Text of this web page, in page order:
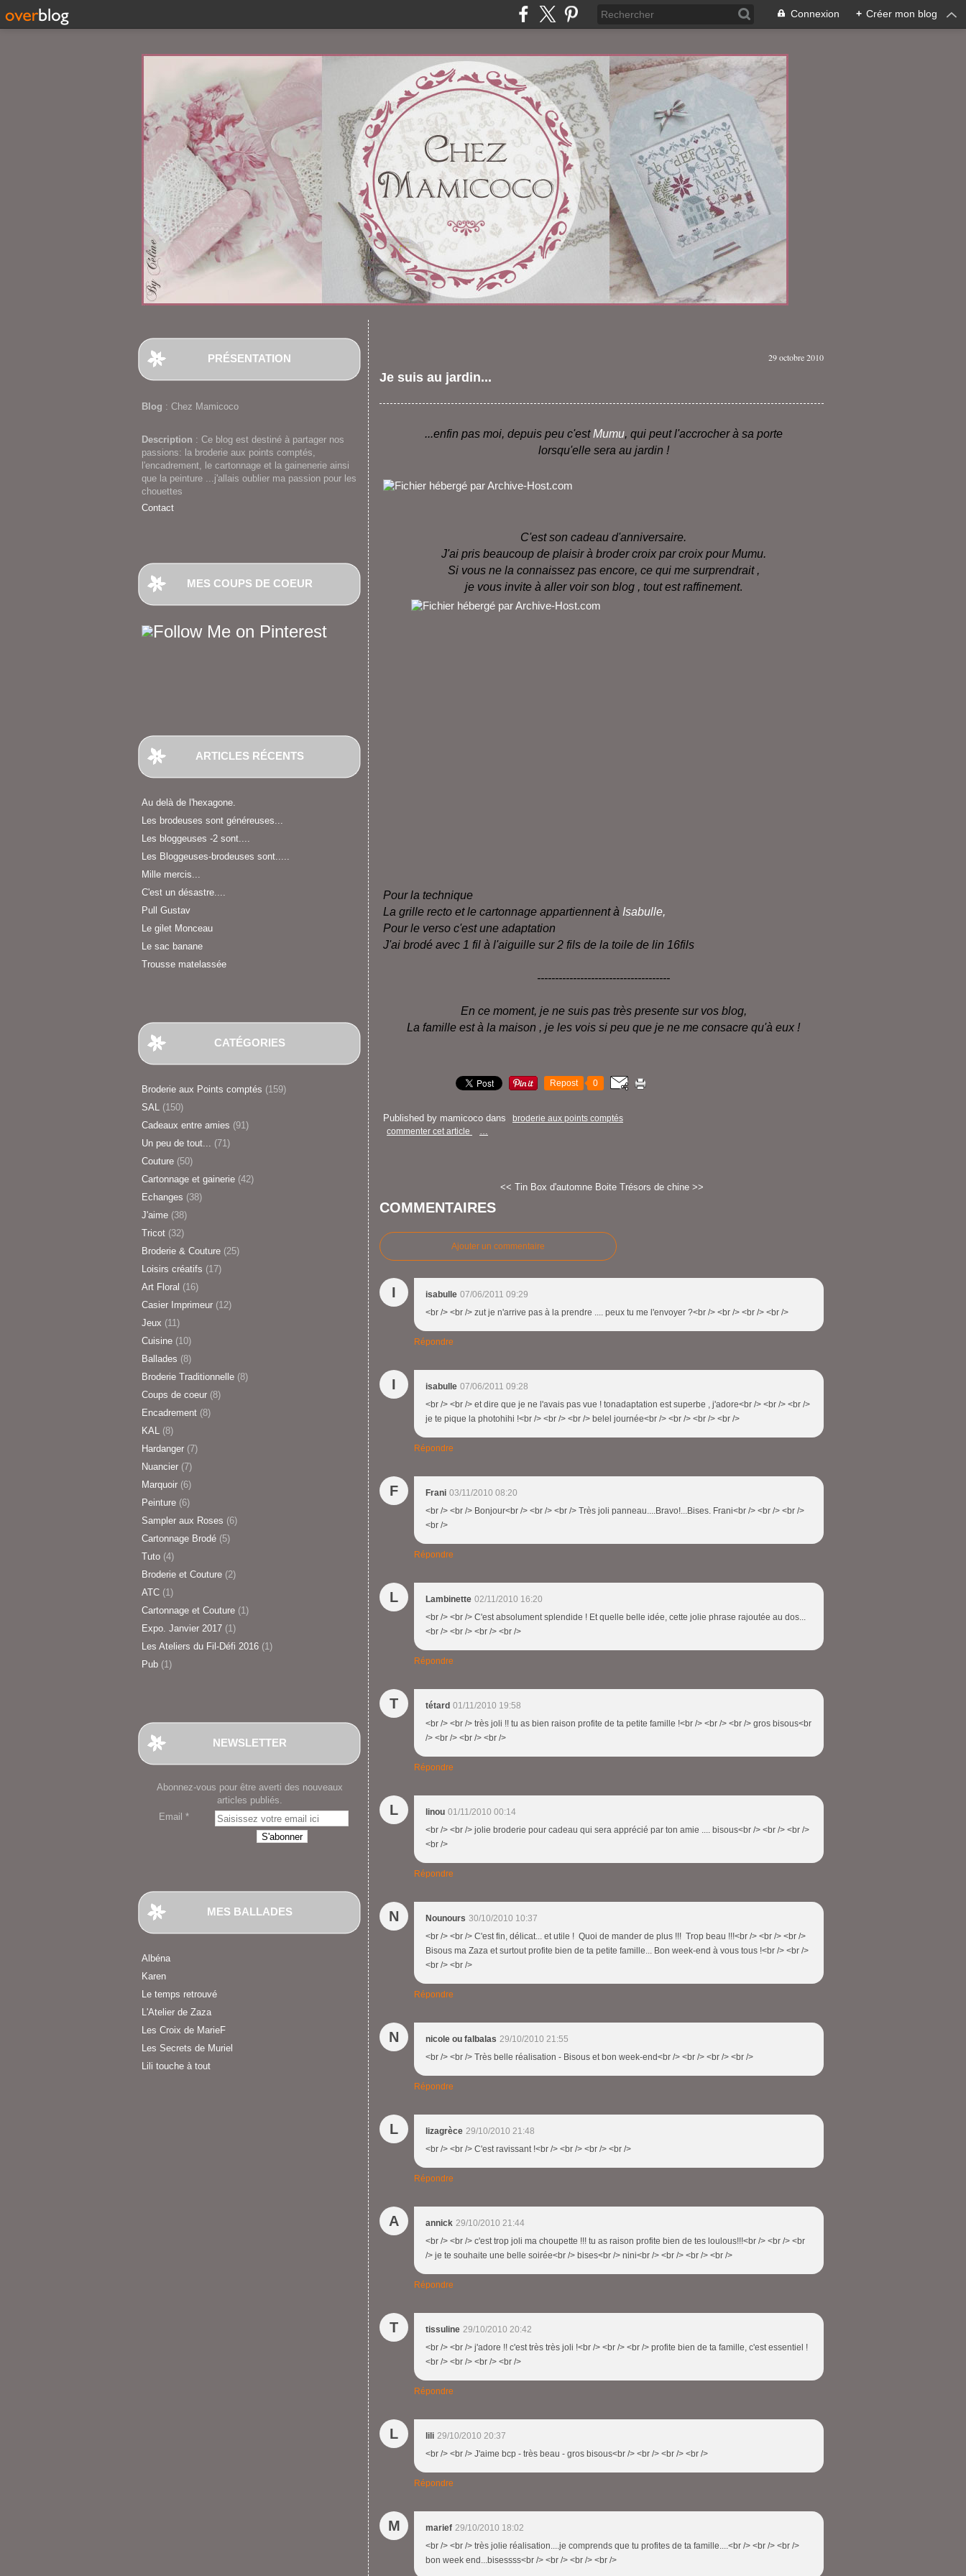
Connexion + Créer mon blog
PRÉSENTATION
Blog : Chez Mamicoco
Description : Ce blog est destiné à partager nos
passions: la broderie aux points comptés,
l'encadrement, le cartonnage et la gainenerie ainsi
que la peinture ...j'allais oublier ma passion pour les
chouettes
Contact
MES COUPS DE COEUR
ARTICLES RÉCENTS
Au delà de l'hexagone.
Les brodeuses sont généreuses...
Les bloggeuses -2 sont....
Les Bloggeuses-brodeuses sont.....
Mille mercis...
C'est un désastre....
Pull Gustav
Le gilet Monceau
Le sac banane
Trousse matelassée
CATÉGORIES
Broderie aux Points comptés (159)
SAL (150)
Cadeaux entre amies (91)
Un peu de tout... (71)
Couture (50)
Cartonnage et gainerie (42)
Echanges (38)
J'aime (38)
Tricot (32)
Broderie & Couture (25)
Loisirs créatifs (17)
Art Floral (16)
Casier Imprimeur (12)
Jeux (11)
Cuisine (10)
Ballades (8)
Broderie Traditionnelle (8)
Coups de coeur (8)
Encadrement (8)
KAL (8)
Hardanger (7)
Nuancier (7)
Marquoir (6)
Peinture (6)
Sampler aux Roses (6)
Cartonnage Brodé (5)
Tuto (4)
Broderie et Couture (2)
ATC (1)
Cartonnage et Couture (1)
Expo. Janvier 2017 (1)
Les Ateliers du Fil-Défi 2016 (1)
Pub (1)
NEWSLETTER
Abonnez-vous pour être averti des nouveaux
articles publiés.
Email
MES BALLADES
Albéna
Karen
Le temps retrouvé
L'Atelier de Zaza
Les Croix de MarieF
Les Secrets de Muriel
Lili touche à tout
29 octobre 2010
Je suis au jardin...
...enfin pas moi, depuis peu c'estMumu, qui peut l'accrocher à sa porte
lorsqu'elle sera au jardin !
C'est son cadeau d'anniversaire.
J'ai pris beaucoup de plaisir à broder croix par croix pour Mumu.
Si vous ne la connaissez pas encore, ce qui me surprendrait ,
je vous invite à aller voir son blog , tout est raffinement.
Pour la technique
La grille recto et le cartonnage appartiennent à Isabulle,
Pour le verso c'est une adaptation
J'ai brodé avec 1 fil à l'aiguille sur 2 fils de la toile de lin 16fils
-------------------------------------
En ce moment, je ne suis pas très presente sur vos blog,
La famille est à la maison , je les vois si peu que je ne me consacre qu'à eux !
Repost 0
Published by mamicoco dans
broderie aux points comptés
commenter cet article
…
<< Tin Box d'automne Boite Trésors de chine >>
COMMENTAIRES
Ajouter un commentaire
I isabulle 07/06/2011 09:29
<br /> <br /> zut je n'arrive pas à la prendre .... peux tu me l'envoyer ?<br /> <br /> <br /> <br />
Répondre
I isabulle 07/06/2011 09:28
<br /> <br /> et dire que je ne l'avais pas vue ! tonadaptation est superbe , j'adore<br /> <br /> <br />
je te pique la photohihi !<br /> <br /> <br /> belel journée<br /> <br /> <br /> <br />
Répondre
F Frani 03/11/2010 08:20
<br /> <br /> Bonjour<br /> <br /> <br /> Très joli panneau....Bravo!...Bises. Frani<br /> <br /> <br />
<br />
Répondre
L Lambinette 02/11/2010 16:20
<br /> <br /> C'est absolument splendide ! Et quelle belle idée, cette jolie phrase rajoutée au dos...
<br /> <br /> <br /> <br />
Répondre
T tétard 01/11/2010 19:58
<br /> <br /> très joli !! tu as bien raison profite de ta petite famille !<br /> <br /> <br /> gros bisous<br
/> <br /> <br /> <br />
Répondre
L linou 01/11/2010 00:14
<br /> <br /> jolie broderie pour cadeau qui sera apprécié par ton amie .... bisous<br /> <br /> <br />
<br />
Répondre
N Nounours 30/10/2010 10:37
<br /> <br /> C'est fin, délicat... et utile ! Quoi de mander de plus !!! Trop beau !!!<br /> <br /> <br />
Bisous ma Zaza et surtout profite bien de ta petite famille... Bon week-end à vous tous !<br /> <br />
<br /> <br />
Répondre
N nicole ou falbalas 29/10/2010 21:55
<br /> <br /> Très belle réalisation - Bisous et bon week-end<br /> <br /> <br /> <br />
Répondre
L lizagrèce 29/10/2010 21:48
<br /> <br /> C'est ravissant !<br /> <br /> <br /> <br />
Répondre
A annick 29/10/2010 21:44
<br /> <br /> c'est trop joli ma choupette !!! tu as raison profite bien de tes loulous!!!<br /> <br /> <br
/> je te souhaite une belle soirée<br /> bises<br /> nini<br /> <br /> <br /> <br />
Répondre
T tissuline 29/10/2010 20:42
<br /> <br /> j'adore !! c'est très très joli !<br /> <br /> <br /> profite bien de ta famille, c'est essentiel !
<br /> <br /> <br /> <br />
Répondre
L lili 29/10/2010 20:37
<br /> <br /> J'aime bcp - très beau - gros bisous<br /> <br /> <br /> <br />
Répondre
M marief 29/10/2010 18:02
<br /> <br /> très jolie réalisation....je comprends que tu profites de ta famille....<br /> <br /> <br />
bon week end...bisessss<br /> <br /> <br /> <br />